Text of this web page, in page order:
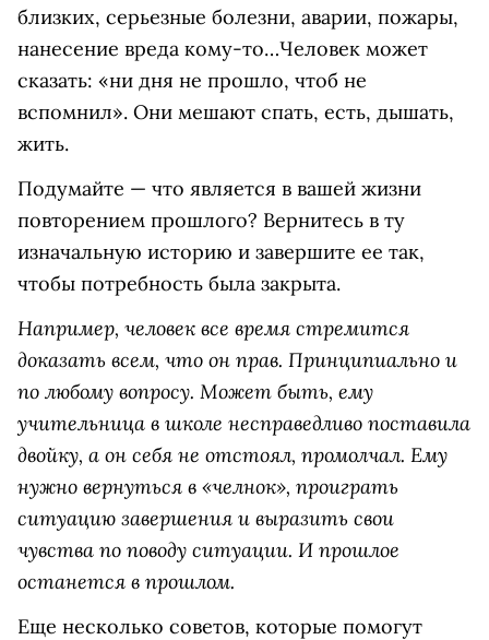
близких, серьезные болезни, аварии, пожары,
нанесение вреда кому-то…Человек может
сказать: «ни дня не прошло, чтоб не
вспомнил». Они мешают спать, есть, дышать,
жить.
Подумайте — что является в вашей жизни
повторением прошлого? Вернитесь в ту
изначальную историю и завершите ее так,
чтобы потребность была закрыта.
Например, человек все время стремится
доказать всем, что он прав. Принципиально и
по любому вопросу. Может быть, ему
учительница в школе несправедливо поставила
двойку, а он себя не отстоял, промолчал. Ему
нужно вернуться в «челнок», проиграть
ситуацию завершения и выразить свои
чувства по поводу ситуации. И прошлое
останется в прошлом.
Еще несколько советов, которые помогут